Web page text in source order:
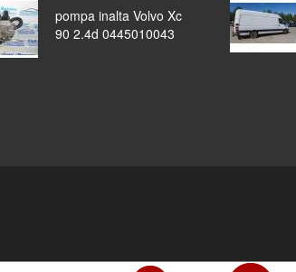
pompa inalta Volvo Xc
90 2.4d 0445010043